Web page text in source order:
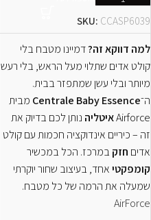
AirForce
SKU: CCASP6039
למה דווקא זה?דמיינו מטבח בלי
קולט אדים שתלוי מעל הראש, בלי רעש
מיותר ובלי עשן שמתפזר בבית.
ה־Centrale Baby Essence מבית
Airforceאיטליה נותן לכם בדיוק את
זה – כיריים אינדוקציה חכמות עם קולט
אדים חזק במרכז. הכל במכשיר
קומפקטיאחד, בעיצוב שחור יוקרתי
שמעלה את הרמה של כל מטבח.